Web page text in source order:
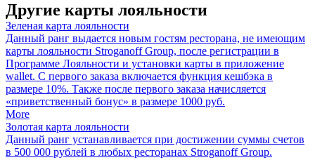
Другие карты лояльности
Зеленая карта лояльности
Данный ранг выдается новым гостям ресторана, не имеющим
карты лояльности Stroganoff Group, после регистрации в
Программе Лояльности и установки карты в приложение
wallet. С первого заказа включается функция кешбэка в
размере 10%. Также после первого заказа начисляется
«приветственный бонус» в размере 1000 руб.
More
Золотая карта лояльности
Данный ранг устанавливается при достижении суммы счетов
в 500 000 рублей в любых ресторанах Stroganoff Group.